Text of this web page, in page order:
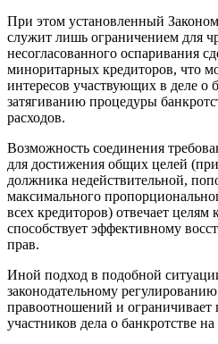
При этом установленный
служит лишь ограничением для
несогласованного оспаривания
миноритарных кредиторов, что
интересов участвующих в деле о
затягиванию процедуры
расходов.
Возможность соединения
для достижения общих целей
должника недействительной,
максимального
всех кредиторов) отвечает целям
способствует эффективному
прав.
Иной подход в подобной
законодательному
правоотношений и ограничивает
участников дела о банкротстве